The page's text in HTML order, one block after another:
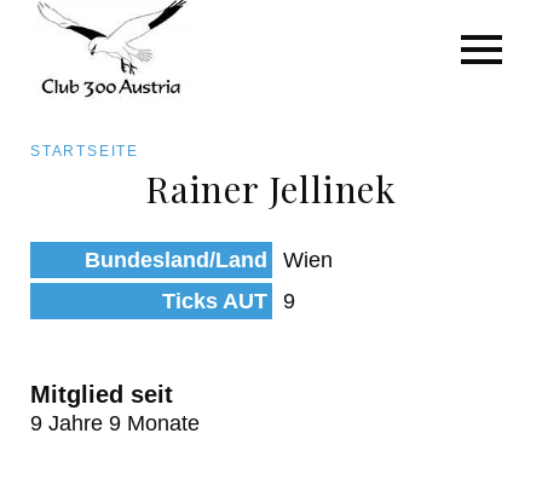
zum
Inhalt
Pfadnavigation
STARTSEITE
Rainer Jellinek
Bundesland/Land
Wien
Ticks AUT
9
Mitglied seit
9 Jahre 9 Monate
Art/Species
Status
Kategorie für die Österreich-Liste
Beobachtungen